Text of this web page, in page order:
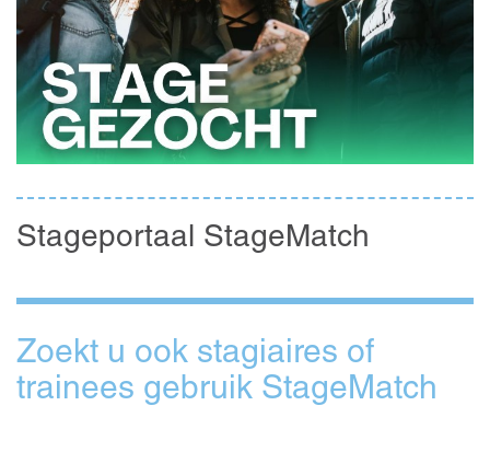
Stageportaal StageMatch
Zoekt u ook stagiaires of
trainees gebruik StageMatch